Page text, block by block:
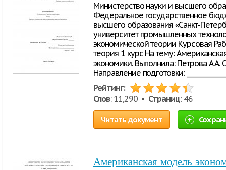
Министерство науки и высшего
Федеральное государственное
высшего образования «Санкт-
университет промышленных
экономической теории Курсовая
теория 1 курс На тему:
экономики. Выполнила: Петрова А.А.
Направление подготовки:
Рейтинг:
Слов: 11,290 • Страниц: 46
Читать документ
Американская модель